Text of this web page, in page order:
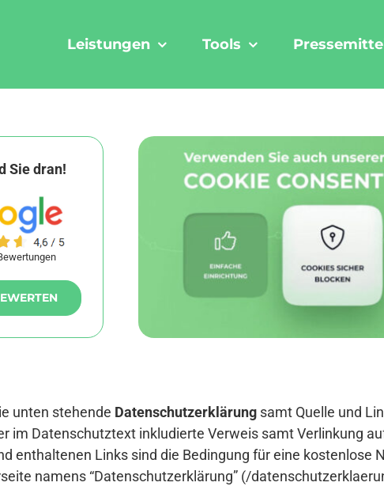
Leistungen Tools
Sie dran!
unten stehende Datenschutzerklärung samt Quelle und
im Datenschutztext inkludierte Verweis samt Verlinkung
enthaltenen Links sind die Bedingung für eine
namens “Datenschutzerklärung” (/